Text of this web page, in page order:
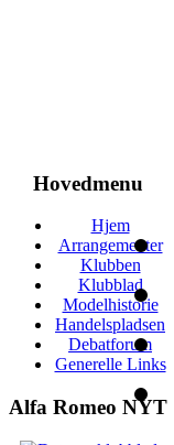
Hovedmenu
Hjem
Arrangementer
Klubben
Klubblad
Modelhistorie
Handelspladsen
Debatforum
Generelle Links
Alfa Romeo NYT